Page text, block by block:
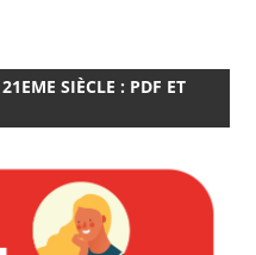
SIÈCLE : PDF ET